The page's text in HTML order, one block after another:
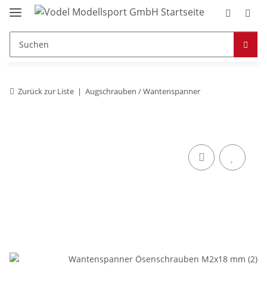
Zurück zur Liste Augschrauben / Wantenspanner